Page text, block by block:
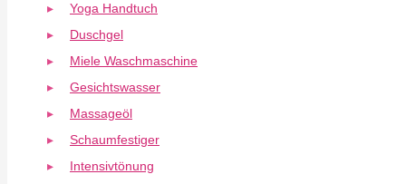
Yoga Handtuch
Duschgel
Miele Waschmaschine
Gesichtswasser
Massageöl
Schaumfestiger
Intensivtönung